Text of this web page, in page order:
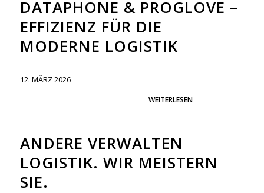
DATAPHONE & PROGLOVE –
EFFIZIENZ FÜR DIE
MODERNE LOGISTIK
12. MÄRZ 2026
WEITERLESEN
ANDERE VERWALTEN
LOGISTIK. WIR MEISTERN
SIE.